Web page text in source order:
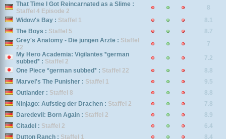
That Time I Got Reincarnated as a Slime :
Staffel 4 Episode 2
8
Widow's Bay : Staffel 1
8.1
The Boys : Staffel 5
8.7
Grey's Anatomy - Die jungen Ärzte : Staffel
22
7
My Hero Academia: Vigilantes *german
subbed* : Staffel 2
7.2
One Piece *german subbed* : Staffel 22
8.8
Marvel's The Punisher : Staffel 1
9.5
Outlander : Staffel 8
8.8
Ninjago: Aufstieg der Drachen : Staffel 2
7.8
Daredevil: Born Again : Staffel 2
8.9
Citadel : Staffel 2
6.4
Dutton Ranch : Staffel 1
8.4